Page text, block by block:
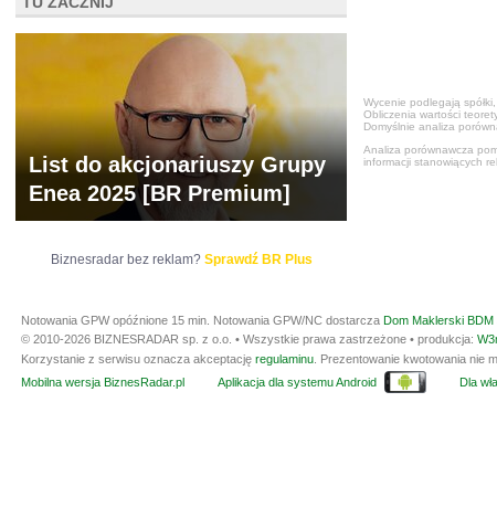
Wycenie podlegają
Obliczenia wartości
Domyślnie analiza
Analiza porównawcza
informacji stanowiących
List do akcjonariuszy Grupy
Enea 2025 [BR Premium]
Biznesradar bez reklam? Sprawdź BR Plus
Notowania GPW opóźnione 15 min. Notowania GPW/NC dostarcza Dom Maklerski BDM
© 2010-2026 BIZNESRADAR sp. z o.o. • Wszystkie prawa zastrzeżone • produkcja:
Korzystanie z serwisu oznacza akceptację regulaminu . Prezentowanie kwotowania nie
Mobilna wersja BiznesRadar.pl
Aplikacja dla systemu Android Dla